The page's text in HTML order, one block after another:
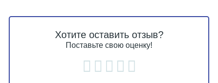
Хотите оставить отзыв?
Поставьте свою оценку!